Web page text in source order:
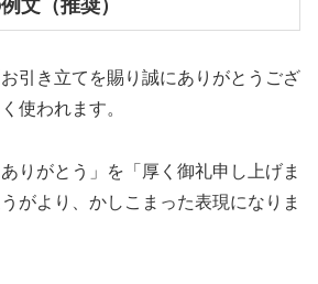
文（推奨）
引き立てを賜り誠にありがとうござ
使われます。
りがとう」を「厚く御礼申し上げま
がより、かしこまった表現になりま